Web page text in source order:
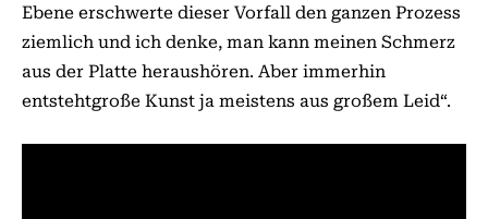
Ebene erschwerte dieser Vorfall den ganzen Prozess
ziemlich und ich denke, man kann meinen Schmerz
aus der Platte heraushören. Aber immerhin
entstehtgroße Kunst ja meistens aus großem Leid“.